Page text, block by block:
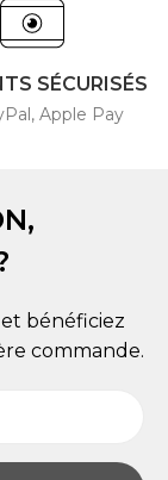
SÉCURISÉS
Apple Pay
bénéficiez
commande.